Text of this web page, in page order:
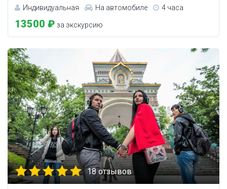
Индивидуальная На автомобиле 4 часа
13500 ₽ за экскурсию
18 отзывов